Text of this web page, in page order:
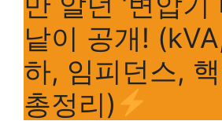
낱이 공개!
하, 임피던스,
총정리)